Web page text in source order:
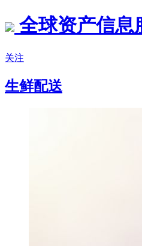
全球资产信息
关注
生鲜配送